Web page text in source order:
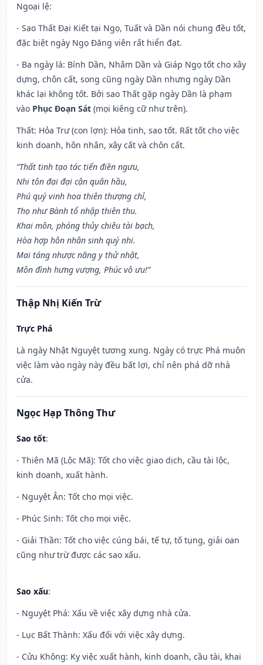
Ngoại lệ:
- Sao Thất Đại Kiết tại Ngọ, Tuất và Dần nói chung đều tốt,
đặc biệt ngày Ngọ Đăng viên rất hiển đạt.
- Ba ngày là: Bính Dần, Nhâm Dần và Giáp Ngọ tốt cho xây
dựng, chôn cất, song cũng ngày Dần nhưng ngày Dần
khác lại không tốt. Bởi sao Thất gặp ngày Dần là phạm
vào Phục Đoạn Sát (mọi kiêng cữ như trên).
Thất: Hỏa Trư (con lợn): Hỏa tinh, sao tốt. Rất tốt cho việc
kinh doanh, hôn nhân, xây cất và chôn cất.
“Thất tinh tạo tác tiến điền ngưu,
Nhi tôn đại đại cận quân hầu,
Phú quý vinh hoa thiên thượng chỉ,
Thọ như Bành tổ nhập thiên thu.
Khai môn, phóng thủy chiêu tài bạch,
Hòa hợp hôn nhân sinh quý nhi.
Mai táng nhược năng y thử nhật,
Môn đình hưng vượng, Phúc vô ưu!”
Thập Nhị Kiến Trừ
Trực Phá
Là ngày Nhật Nguyệt tương xung. Ngày có trực Phá muôn
việc làm vào ngày này đều bất lợi, chỉ nên phá dỡ nhà
cửa.
Ngọc Hạp Thông Thư
Sao tốt:
- Thiên Mã (Lộc Mã): Tốt cho việc giao dịch, cầu tài lộc,
kinh doanh, xuất hành.
- Nguyệt Ân: Tốt cho mọi việc.
- Phúc Sinh: Tốt cho mọi việc.
- Giải Thần: Tốt cho việc cúng bái, tế tự, tố tụng, giải oan
cũng như trừ được các sao xấu.
Sao xấu:
- Nguyệt Phá: Xấu về việc xây dựng nhà cửa.
- Lục Bất Thành: Xấu đối với việc xây dựng.
- Cửu Không: Kỵ việc xuất hành, kinh doanh, cầu tài, khai